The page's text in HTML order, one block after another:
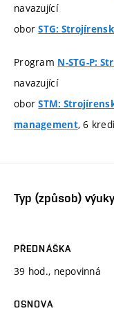
navazující
oborSTG:
Program N-STG-P:
navazující
oborSTM:
management, 6
Typ (způsob) výuky
PŘEDNÁŠKA
39 hod., nepovinná
OSNOVA